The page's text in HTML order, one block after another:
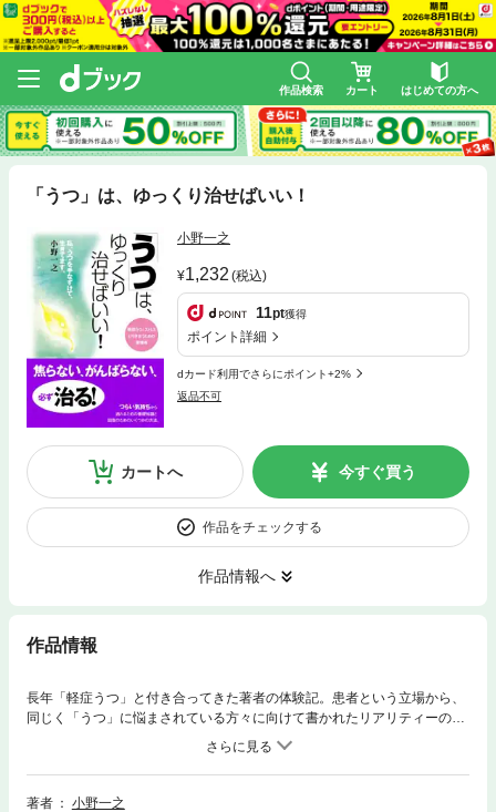
作品検索 カート はじめての方へ
「うつ」は、ゆっくり治せばいい！
小野一之
1,232 (税込)
11pt獲得
ポイント詳細
dカード利用でさらにポイント+2%
返品不可
カートへ 今すぐ買う
作品をチェックする
作品情報へ
作品情報
長年「軽症うつ」と付き合ってきた著者の体験記。患者という立場から、
同じく「うつ」に悩まされている方々に向けて書かれたリアリティーのあ
る一冊です。 「うつは必ず治る！」とか「うつを気楽に癒す」といったど
こか楽観的な本も出ていますが、著者いわく、うつはそんなに簡単には治
るものでもありません。じっくりと「付き合う」つもりで、気長に焦らず
頑張り過ぎないで、「うつ」を上手に手なずけて生きていくヒントがぎっ
著者
小野一之